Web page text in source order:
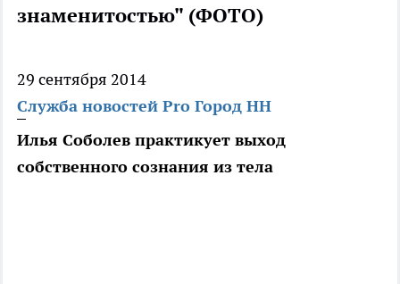
знаменитостью" (ФОТО)
29 сентября 2014
Служба новостей Pro Город НН
Илья Соболев практикует выход
собственного сознания из тела